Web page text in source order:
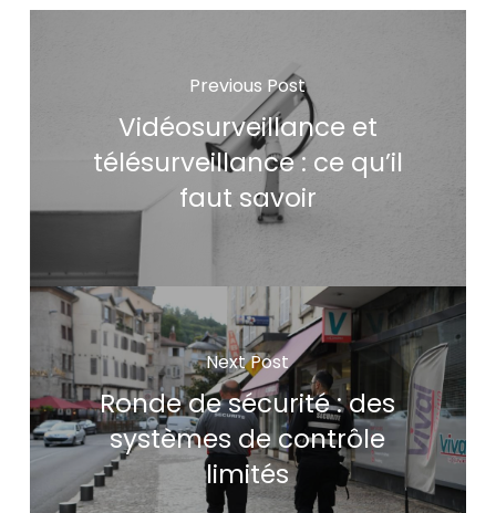
Previous Post
Vidéosurveillance et
télésurveillance : ce qu’il
faut savoir
Next Post
Ronde de sécurité : des
systèmes de contrôle
limités